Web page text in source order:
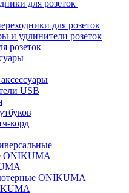
для розеток
для розеток
и удлинители розеток
розеток
USB
корд
ONIKUMA